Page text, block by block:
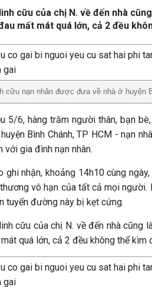
cữu của chị N. về đến nhà
mất mát quá lớn, cả 2 đều
cữu nạn nhân được đưa về nhà ở huyện
5/6, hàng trăm người thân, bạn
Bình Chánh, TP HCM - nạn
với gia đình nạn nhân.
ghi nhận, khoảng 14h10 cùng
vô hạn của tất cả mọi người.
tuyến đường này bị kẹt cứng.
cữu của chị N. về đến nhà cũng
quá lớn, cả 2 đều không thể kìm